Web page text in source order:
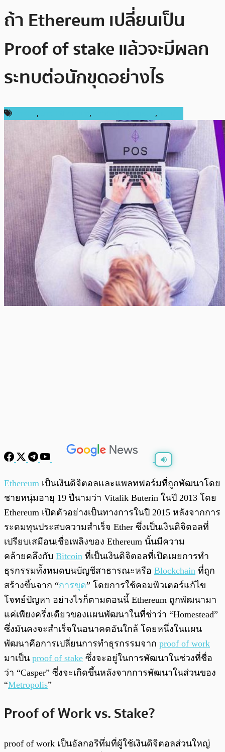
ถ้า Ethereum เปลี่ยนเป็น
Proof of stake แล้วจะมีผลก
ระทบต่อนักขุดอย่างไร
, , ,
พร้อมเล่น /
Ethereum เป็นเงินดิจิตอลและแพลทฟอร์มที่ถูกพัฒนาโดย
ชายหนุ่มอายุ 19 ปีนามว่า Vitalik Buterin ในปี 2013 โดย
Ethereum เปิดตัวอย่างเป็นทางการในปี 2015 หลังจากการ
ระดมทุนประสบความสำเร็จ Ether ซึ่งเป็นเงินดิจิตอลที่
เปรียบเสมือนเชื่อเพลิงของ Ethereum นั้นมีความ
คล้ายคลึงกับ Bitcoin ที่เป็นเงินดิจิตอลที่เปิดเผยการทำ
ธุรกรรมทั้งหมดบนบัญชีสาธารณะหรือ Blockchain ที่ถูก
สร้างขึ้นจาก “การขุด” โดยการใช้คอมพิวเตอร์แก้ไข
โจทย์ปัญหา อย่างไรก็ตามตอนนี้ Ethereum ถูกพัฒนามา
แค่เพียงครึ่งเดียวของแผนพัฒนาในที่ช่าว่า “Homestead”
ซึ่งมันคงจะสำเร็จในอนาคตอันใกล้ โดยหนึ่งในแผน
พัฒนาคือการเปลี่ยนการทำธุรกรรมจาก proof of work
มาเป็น proof of stake ซึ่งจะอยู่ในการพัฒนาในช่วงที่ชื่อ
ว่า “Casper” ซึ่งจะเกิดขึ้นหลังจากการพัฒนาในส่วนของ
“Metropolis”
Proof of Work vs. Stake?
proof of work เป็นอัลกอริทึ่มที่ผู้ใช้เงินดิจิตอลส่วนใหญ่